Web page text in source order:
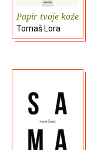
Papir tvoje kože
Tomaš Lora